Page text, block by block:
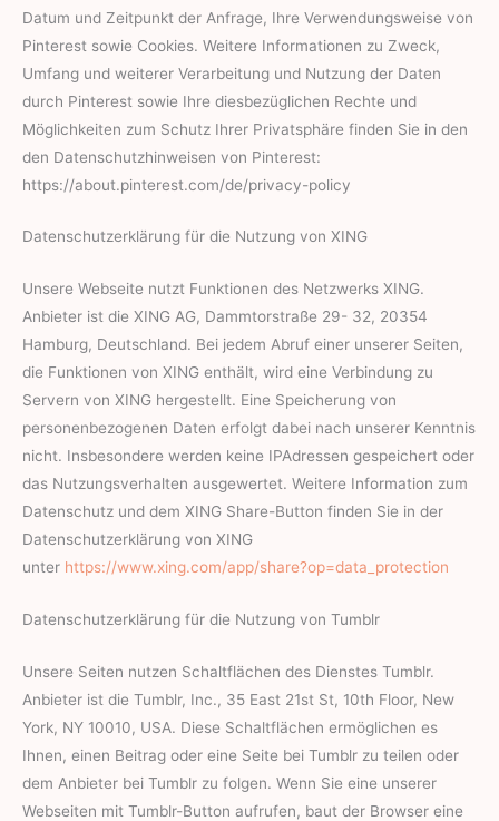
Datum und Zeitpunkt der Anfrage, Ihre Verwendungsweise von
Pinterest sowie Cookies. Weitere Informationen zu Zweck,
Umfang und weiterer Verarbeitung und Nutzung der Daten
durch Pinterest sowie Ihre diesbezüglichen Rechte und
Möglichkeiten zum Schutz Ihrer Privatsphäre finden Sie in den
den Datenschutzhinweisen von Pinterest:
https://about.pinterest.com/de/privacy-policy
Datenschutzerklärung für die Nutzung von XING
Unsere Webseite nutzt Funktionen des Netzwerks XING.
Anbieter ist die XING AG, Dammtorstraße 29- 32, 20354
Hamburg, Deutschland. Bei jedem Abruf einer unserer Seiten,
die Funktionen von XING enthält, wird eine Verbindung zu
Servern von XING hergestellt. Eine Speicherung von
personenbezogenen Daten erfolgt dabei nach unserer Kenntnis
nicht. Insbesondere werden keine IPAdressen gespeichert oder
das Nutzungsverhalten ausgewertet. Weitere Information zum
Datenschutz und dem XING Share-Button finden Sie in der
Datenschutzerklärung von XING
unter https://www.xing.com/app/share?op=data_protection
Datenschutzerklärung für die Nutzung von Tumblr
Unsere Seiten nutzen Schaltflächen des Dienstes Tumblr.
Anbieter ist die Tumblr, Inc., 35 East 21st St, 10th Floor, New
York, NY 10010, USA. Diese Schaltflächen ermöglichen es
Ihnen, einen Beitrag oder eine Seite bei Tumblr zu teilen oder
dem Anbieter bei Tumblr zu folgen. Wenn Sie eine unserer
Webseiten mit Tumblr-Button aufrufen, baut der Browser eine